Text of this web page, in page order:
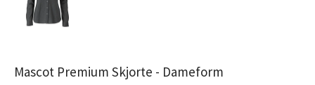
Mascot Premium Skjorte - Dameform